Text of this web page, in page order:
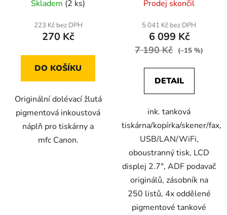
Skladem (2 ks)
223 Kč bez DPH
270 Kč
DO KOŠÍKU
Originální dolévací žlutá
pigmentová inkoustová
náplň pro tiskárny a
mfc Canon.
Prodej skončil
5 041 Kč bez DPH
6 099 Kč
7 190 Kč (–15 %)
DETAIL
ink. tanková
tiskárna/kopírka/skener/fax,
USB/LAN/WiFi,
oboustranný tisk, LCD
displej 2.7", ADF podavač
originálů, zásobník na
250 listů, 4x oddělené
pigmentové tankové